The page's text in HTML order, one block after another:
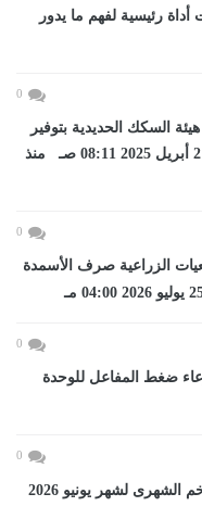
أداة رئيسية لفهم ما يدور
0
السكك الحديدية بتوفير
أماكن في رحلات...اليوم الأربعاء، 2 أبريل 2025 08:11 صـ منذ
0
الزراعية صرف الأسمدة
0
ضغط المفاعل للوحدة
0